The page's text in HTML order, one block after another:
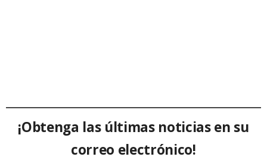
¡Obtenga las últimas noticias en su
correo electrónico!